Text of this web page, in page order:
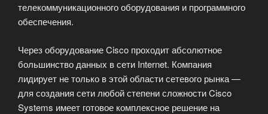
телекоммуникационного оборудования и программного
обеспечения.
Через оборудование Cisco проходит абсолютное
большинство данных в сети Internet. Компания
лидирует не только в этой области сетевого рынка —
для создания сети любой степени сложности Cisco
Systems имеет готовое комплексное решение на